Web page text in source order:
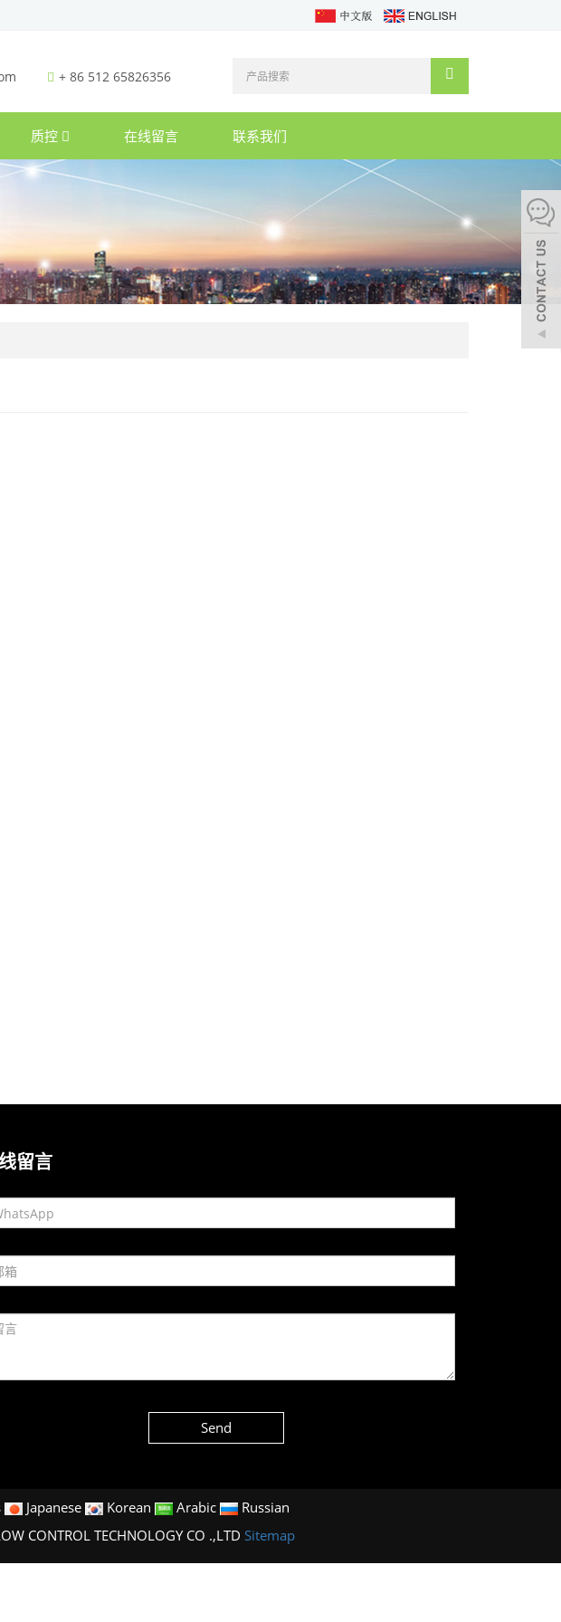
+ 86 512 65826356
质控 在线留言 联系我们
留言
Send
Japanese Korean Arabic
Russian
CONTROL TECHNOLOGY CO .,LTD Sitemap